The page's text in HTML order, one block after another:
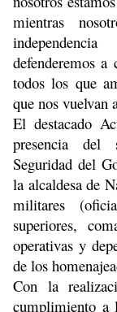
mientras
defenderemos a
todos los que
que nos vuelvan
El destacado
presencia del
Seguridad del
la alcaldesa de
militares
superiores,
operativas y
de los
Con la
cumplimiento a